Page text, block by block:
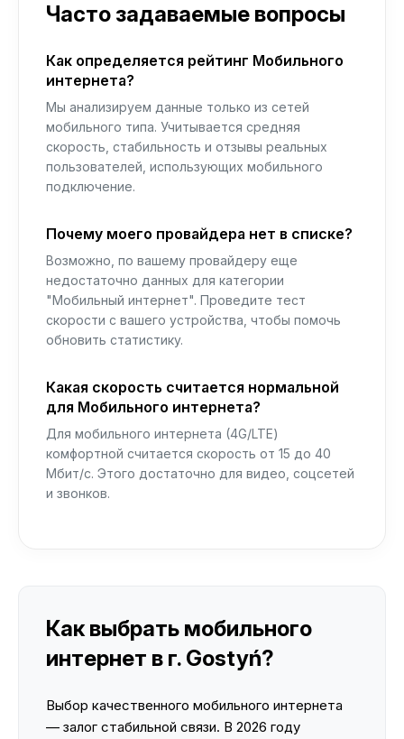
Часто задаваемые вопросы
Как определяется рейтинг Мобильного
интернета?
Мы анализируем данные только из сетей
мобильного типа. Учитывается средняя
скорость, стабильность и отзывы реальных
пользователей, использующих мобильного
подключение.
Почему моего провайдера нет в списке?
Возможно, по вашему провайдеру еще
недостаточно данных для категории
"Мобильный интернет". Проведите тест
скорости с вашего устройства, чтобы помочь
обновить статистику.
Какая скорость считается нормальной
для Мобильного интернета?
Для мобильного интернета (4G/LTE)
комфортной считается скорость от 15 до 40
Мбит/с. Этого достаточно для видео, соцсетей
и звонков.
Как выбрать мобильного
интернет в г. Gostyń?
Выбор качественного мобильного интернета
— залог стабильной связи. В 2026 году